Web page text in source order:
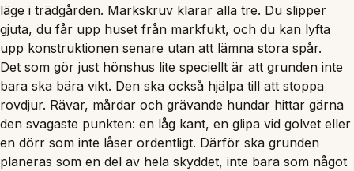
läge i trädgården. Markskruv klarar alla tre. Du slipper
gjuta, du får upp huset från markfukt, och du kan lyfta
upp konstruktionen senare utan att lämna stora spår.
Det som gör just hönshus lite speciellt är att grunden inte
bara ska bära vikt. Den ska också hjälpa till att stoppa
rovdjur. Rävar, mårdar och grävande hundar hittar gärna
den svagaste punkten: en låg kant, en glipa vid golvet eller
en dörr som inte låser ordentligt. Därför ska grunden
planeras som en del av hela skyddet, inte bara som något